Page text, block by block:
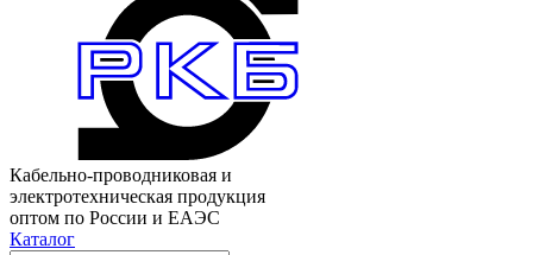
Кабельно-проводниковая и
электротехническая продукция
оптом по России и ЕАЭС
Каталог